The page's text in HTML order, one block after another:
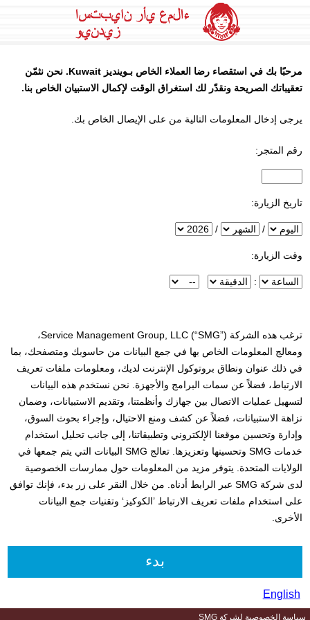
مرحبًا بك في استقصاء رضا العملاء الخاص بـوينديز
Kuwait. نحن نثمّن
تعقيباتك الصريحة ونقدّر لك استغراق الوقت لإكمال الاستبيان الخاص بنا.
يرجى إدخال المعلومات التالية من على الإيصال الخاص بك.
رقم المتجر:
تاريخ الزيارة:
اليوم / الشهر / العام
وقت الزيارة:
الساعة : الدقيقة InputMeridian
ترغب هذه الشركة Service Management Group, LLC (“SMG”)،
ومعالج المعلومات الخاص بها في جمع البيانات من حاسوبك ومتصفحك، بما
في ذلك عنوان ونطاق بروتوكول الإنترنت لديك، ومعلومات ملفات تعريف
الارتباط، فضلاً عن سمات البرامج والأجهزة. نحن نستخدم هذه البيانات
لتسهيل عمليات الاتصال بين جهازك وأنظمتنا، وتقديم الاستبيانات، وضمان
نزاهة الاستبيانات، فضلاً عن كشف ومنع الاحتيال، وإجراء بحوث السوق،
وإدارة وتحسين موقعنا الإلكتروني وتطبيقاتنا، إلى جانب تحليل استخدام
خدمات SMG وتحسينها وتعزيزها. تعالج SMG البيانات التي يتم جمعها في
الولايات المتحدة. يتوفر مزيد من المعلومات حول ممارسات الخصوصية
لدى شركة SMG عبر الرابط أدناه. من خلال النقر على زر بدء، فإنك توافق
على استخدام ملفات تعريف الارتباط ’الكوكيز‘ وتقنيات جمع البيانات
الأخرى.
English
SMG سياسة الخصوصية لشركة